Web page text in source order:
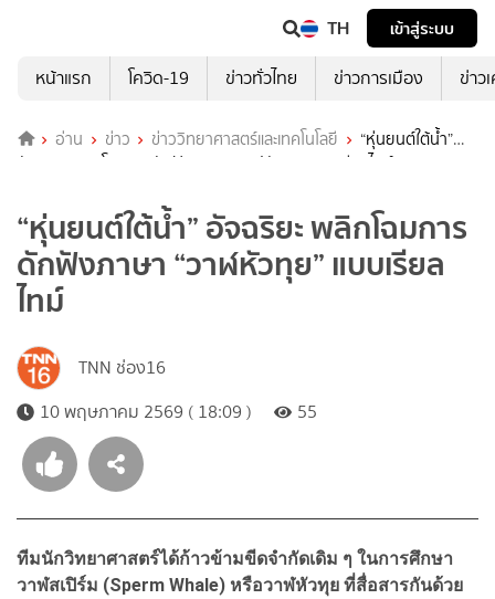
TH
เข้าสู่ระบบ
หน้าแรก
โควิด-19 ข่าวทั่วไทย ข่าวการเมือง ข่าว
อ่าน ข่าว ข่าววิทยาศาสตร์และเทคโนโลยี
“หุ่นยนต์ใต้น้ำ”
อัจฉริยะ พลิกโฉมการดักฟังภาษา “วาฬหัวทุย” แบบเรียลไทม์
“หุ่นยนต์ใต้น้ำ” อัจฉริยะ พลิกโฉมการ
ดักฟังภาษา “วาฬหัวทุย” แบบเรียล
ไทม์
TNN ช่อง16
10 พฤษภาคม 2569 ( 18:09 )
55
ทีมนักวิทยาศาสตร์ได้ก้าวข้ามขีดจำกัดเดิม ๆ ในการศึกษา
วาฬสเปิร์ม (Sperm Whale) หรือวาฬหัวทุย ที่สื่อสารกันด้วย